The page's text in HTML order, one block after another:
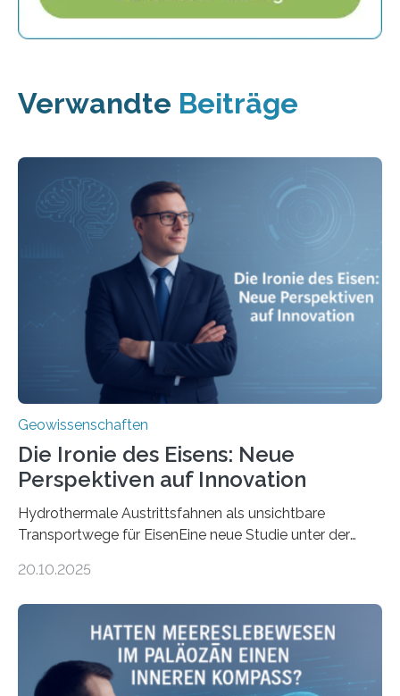
Verwandte Beiträge
Geowissenschaften
Die Ironie des Eisens: Neue
Perspektiven auf Innovation
Hydrothermale Austrittsfahnen als unsichtbare
Transportwege für EisenEine neue Studie unter der
Umweltwissenschaften der Universität Bremen –
Stoffkreislauf im Ozean prägen. Die Überblicksstudie
mit dem Titel „Iron’s Irony“ ist in Communications Earth
& Environment erschienen. Die Studie fasst bestehende
20.10.2025